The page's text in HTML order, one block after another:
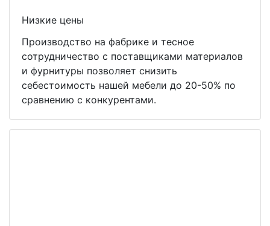
Низкие цены
Производство на фабрике и тесное
сотрудничество с поставщиками материалов
и фурнитуры позволяет снизить
себестоимость нашей мебели до 20-50% по
сравнению с конкурентами.